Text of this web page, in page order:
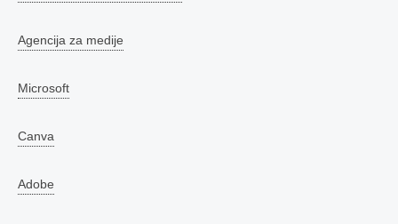
Agencija za medije
Microsoft
Canva
Adobe